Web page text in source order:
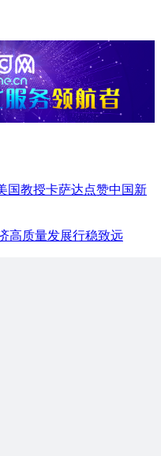
国教授卡萨达点赞中国新
高质量发展行稳致远